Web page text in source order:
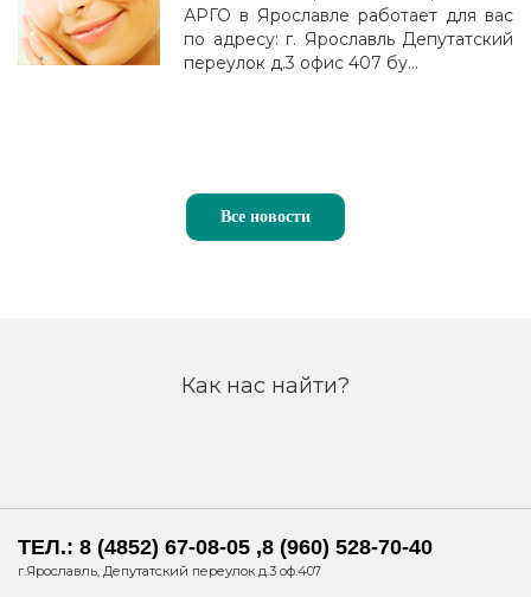
АРГО в Ярославле работает для вас
по адресу: г. Ярославль Депутатский
переулок д.3 офис 407 бу...
Все новости
Как нас найти?
ТЕЛ.: 8 (4852) 67-08-05 ,8 (960) 528-70-40
г.Ярославль, Депутатский переулок д.3 оф.407